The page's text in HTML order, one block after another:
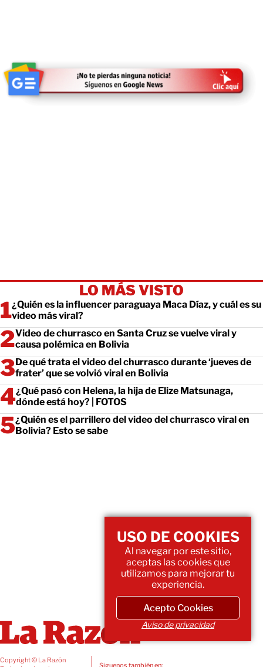
LO MÁS VISTO
¿Quién es la influencer paraguaya Maca Díaz, y cuál es su
video más viral?
Video de churrasco en Santa Cruz se vuelve viral y
causa polémica en Bolivia
De qué trata el video del churrasco durante ‘jueves de
frater’ que se volvió viral en Bolivia
¿Qué pasó con Helena, la hija de Elize Matsunaga,
dónde está hoy? | FOTOS
¿Quién es el parrillero del video del churrasco viral en
Bolivia? Esto se sabe
Copyright © La Razón
USO DE COOKIES
Al navegar por este sitio,
aceptas las cookies que
utilizamos para mejorar tu
experiencia.
Acepto Cookies
Aviso de privacidad